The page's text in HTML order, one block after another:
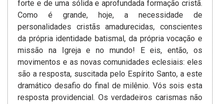
forte e de uma sólida e aprofundada formação cristã.
Como é grande, hoje, a necessidade de
personalidades cristãs amadurecidas, conscientes
da própria identidade batismal, da própria vocação e
missão na Igreja e no mundo! E eis, então, os
movimentos e as novas comunidades eclesiais: eles
são a resposta, suscitada pelo Espírito Santo, a este
dramático desafio do final de milênio. Vós sois esta
resposta providencial. Os verdadeiros carismas não